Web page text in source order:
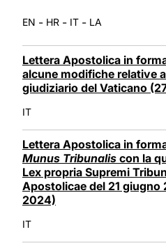
EN - HR - IT - LA
Lettera Apostolica in
alcune modifiche relative
giudiziario del Vaticano
IT
Lettera Apostolica in
Munus Tribunalis con la
Lex propria Supremi
Apostolicae del 21
2024)
IT